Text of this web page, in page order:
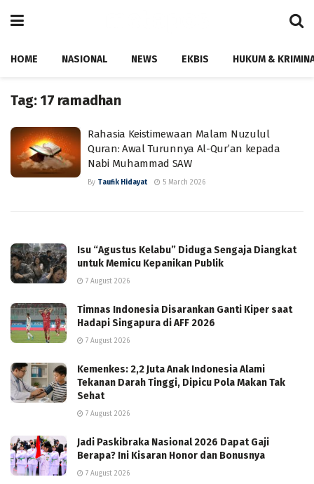
HOME NASIONAL NEWS EKBIS HUKUM &
Tag: 17 ramadhan
Rahasia Keistimewaan Malam Nuzulul
Quran: Awal Turunnya Al-Qur’an kepada
Nabi Muhammad SAW
By Taufik Hidayat 5 March 2026
Isu “Agustus Kelabu” Diduga Sengaja Diangkat
untuk Memicu Kepanikan Publik
7 August 2026
Timnas Indonesia Disarankan Ganti Kiper saat
Hadapi Singapura di AFF 2026
7 August 2026
Kemenkes: 2,2 Juta Anak Indonesia Alami
Tekanan Darah Tinggi, Dipicu Pola Makan Tak
Sehat
7 August 2026
Jadi Paskibraka Nasional 2026 Dapat Gaji
Berapa? Ini Kisaran Honor dan Bonusnya
7 August 2026